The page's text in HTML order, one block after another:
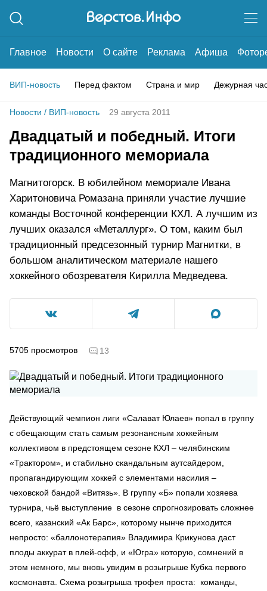
Главное Новости О сайте Реклама Афиша
ВИП-новость Перед фактом Страна и мир Дежурная
Новости / ВИП-новость 29 августа 2011
Двадцатый и победный. Итоги
традиционного мемориала
Магнитогорск. В юбилейном мемориале Ивана
Харитоновича Ромазана приняли участие лучшие
команды Восточной конференции КХЛ. А лучшим из
лучших оказался «Металлург». О том, каким был
традиционный предсезонный турнир Магнитки, в
большом аналитическом материале нашего
хоккейного обозревателя Кирилла Медведева.
5705 просмотров 13
Действующий чемпион лиги «Салават Юлаев» попал в группу
с обещающим стать самым резонансным хоккейным
коллективом в предстоящем сезоне КХЛ – челябинским
«Трактором», и стабильно скандальным аутсайдером,
пропагандирующим хоккей с элементами насилия –
чеховской бандой «Витязь». В группу «Б» попали хозяева
турнира, чьё выступление в сезоне спрогнозировать сложнее
всего, казанский «Ак Барс», которому нынче приходится
непросто: «баллонотерапия» Владимира Крикунова даст
плоды аккурат в плей-офф, и «Югра» которую, сомнений в
этом немного, мы вновь увидим в розыгрыше Кубка первого
космонавта. Схема розыгрыша трофея проста: команды,